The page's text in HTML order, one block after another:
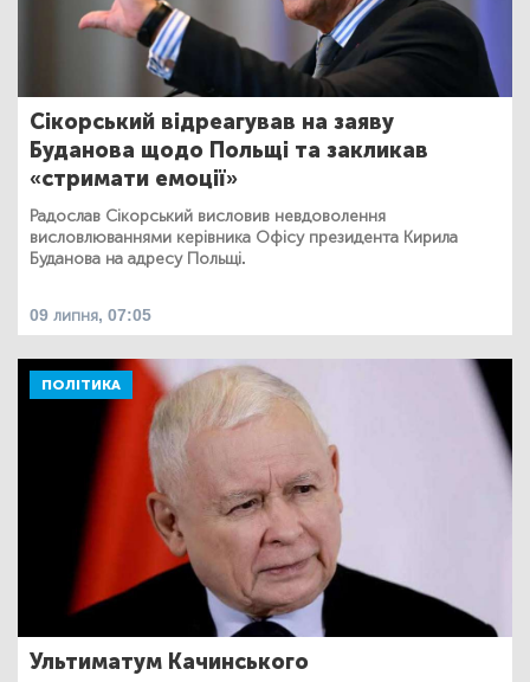
Сікорський відреагував на заяву
Буданова щодо Польщі та закликав
«стримати емоції»
Радослав Сікорський висловив невдоволення
висловлюваннями керівника Офісу президента Кирила
Буданова на адресу Польщі.
09 липня, 07:05
ПОЛІТИКА
Ультиматум Качинського